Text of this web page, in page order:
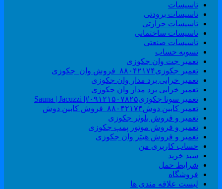
تاسیسات
تاسیسات برودتی
تاسیسات حرارتی
تاسیسات ساختمانی
تاسیسات صنعتی
تسویه حساب
تعمیر جت وان جکوزی
تعمیر جکوزی۸۸۰۴۲۱۷۴_فروش وان_جکوزی
تعمیر خرابی برد مدار وان جکوزی
تعمیر خرابی برد مدار وان جکوزی
تعمیر سونا جکوزی۰۹۱۲۱۵۰۷۸۲۵#| Sauna | Jacuzzi
تعمیر کابین دوش۸۸۰۴۲۱۷۴_فروش کابین دوش
تعمیر و فروش بلوئر جکوزی
تعمیر و فروش موتور پمپ جکوزی
تعمیر و فروش هیتر وان جکوزی
حساب کاربری من
سبد خرید
شرایط حمل
فروشگاه
لیست علاقه مندی ها